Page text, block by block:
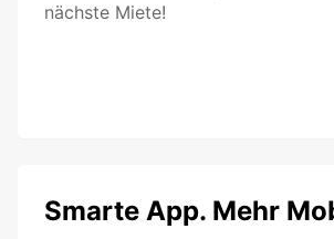
nächste Miete!
Smarte App. Mehr